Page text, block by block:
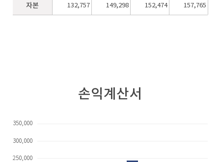
자본 132,757 149,298 152,474 157,765
손익계산서
350,000
300,000
250,000